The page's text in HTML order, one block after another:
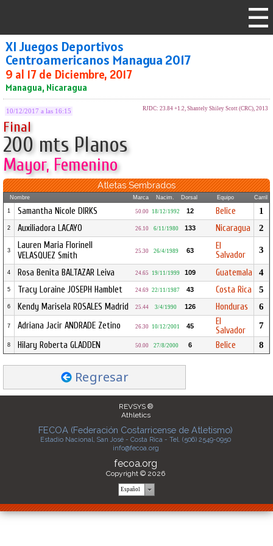
XI Juegos Deportivos
Centroamericanos Managua 2017
9 al 17 de Diciembre, 2017
Managua, Nicaragua
10/12/2017 a las 16:15 RJDC: 23.84 +1.2, Shantely Shiley Scott (CRC), 2013
Final
200 mts Planos
Mayor, Femenino
Atletas Sembrados
Nombre Marca Nacim. Dorsal Equipo Carril
1 Samantha Nicole DIRKS 50.00 18/12/1992 12 Belice 1
2 Auxiliadora LACAYO 26.10 6/11/1980 133 Nicaragua 2
3
Lauren Maria Florinell
VELASQUEZ Smith
25.30 26/4/1989 63
El
Salvador
3
4 Rosa Benita BALTAZAR Leiva 24.65 19/11/1999 109 Guatemala 4
5 Tracy Loraine JOSEPH Hamblet 24.69 22/11/1987 43 Costa Rica 5
6 Kendy Marisela ROSALES Madrid 25.44 3/4/1990 126 Honduras 6
7 Adriana Jacir ANDRADE Zetino 26.30 10/12/2001 45
El
Salvador
7
8 Hilary Roberta GLADDEN 50.00 27/8/2000 6 Belice 8
Regresar
REVSYS ®
Athletics
FECOA (Federación Costarricense de Atletismo)
Estadio Nacional, San José - Costa Rica - Tel. (506) 2549-0950
info@fecoa.org
fecoa.org
Copyright © 2026